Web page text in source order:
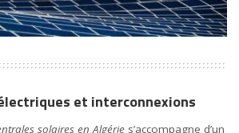
et interconnexions
solaires en Algérie s’accompagne d’un